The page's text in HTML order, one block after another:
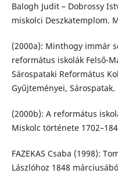
Balogh Judit – Dobrossy
miskolci Deszkatemplom.
(2000a): Minthogy immár
református iskolák Felső-
Sárospataki Református
Gyűjteményei, Sárospatak.
(2000b): A református
Miskolc története
FAZEKAS Csaba (1998):
Lászlóhoz 1848